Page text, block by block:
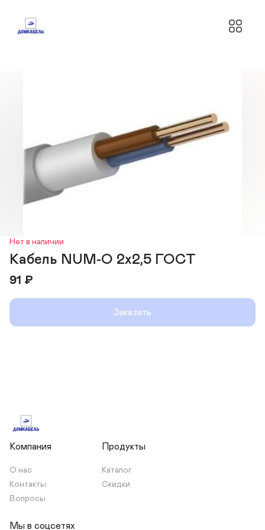
Нет в наличии
Кабель NUM-O 2х2,5 ГОСТ
91 ₽
Заказать
Компания
О нас
Контакты
Вопросы
Продукты
Каталог
Скидки
Мы в соцсетях